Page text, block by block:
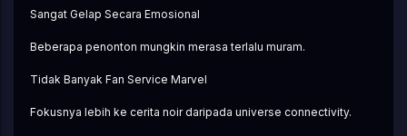
Sangat Gelap Secara Emosional
Beberapa penonton mungkin merasa terlalu muram.
Tidak Banyak Fan Service Marvel
Fokusnya lebih ke cerita noir daripada universe connectivity.